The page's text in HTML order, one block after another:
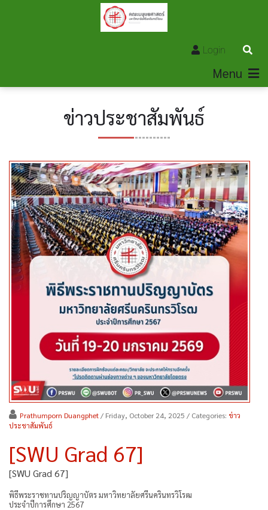
Login
Menu
ข่าวประชาสัมพันธ์
Prathumporn Duangphet / Friday, October 24, 2025 / Categories: ข่าว
ประชาสัมพันธ์
[SWU Grad 67]
[SWU Grad 67]
พิธีพระราชทานปริญญาบัตร มหาวิทยาลัยศรีนครินทรวิโรฒ
ประจำปีการศึกษา 2567